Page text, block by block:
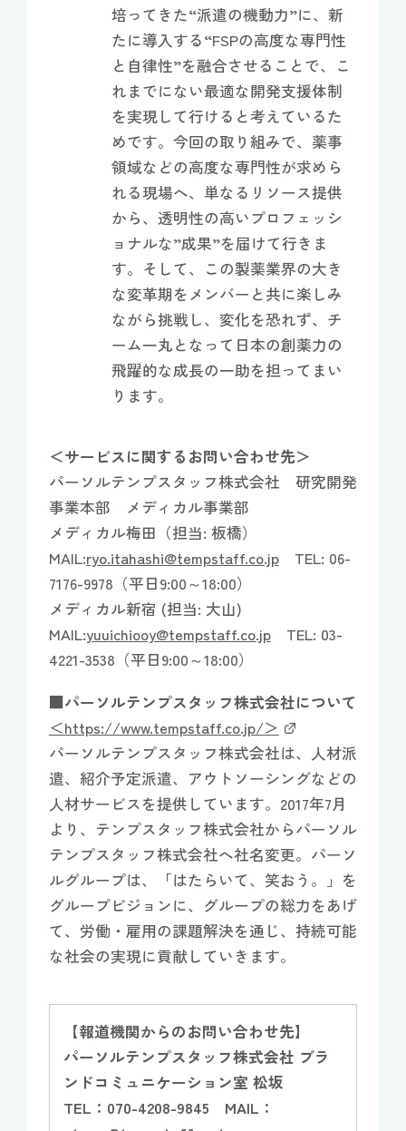
培ってきた“派遣の機動力”に、新
たに導入する“FSPの高度な専門性
と自律性”を融合させることで、こ
れまでにない最適な開発支援体制
を実現して行けると考えているた
めです。今回の取り組みで、薬事
領域などの高度な専門性が求めら
れる現場へ、単なるリソース提供
から、透明性の高いプロフェッシ
ョナルな”成果”を届けて行きま
す。そして、この製薬業界の大き
な変革期をメンバーと共に楽しみ
ながら挑戦し、変化を恐れず、チ
ーム一丸となって日本の創薬力の
飛躍的な成長の一助を担ってまい
ります。
＜サービスに関するお問い合わせ先＞
パーソルテンプスタッフ株式会社 研究開発
事業本部 メディカル事業部
メディカル梅田（担当: 板橋）
MAIL:ryo.itahashi@tempstaff.co.jpTEL: 06-
7176-9978（平日9:00～18:00）
メディカル新宿 (担当: 大山)
MAIL:yuuichiooy@tempstaff.co.jpTEL: 03-
4221-3538（平日9:00～18:00）
■パーソルテンプスタッフ株式会社について
＜https://www.tempstaff.co.jp/＞
パーソルテンプスタッフ株式会社は、人材派
遣、紹介予定派遣、アウトソーシングなどの
人材サービスを提供しています。2017年7月
より、テンプスタッフ株式会社からパーソル
テンプスタッフ株式会社へ社名変更。パーソ
ルグループは、「はたらいて、笑おう。」を
グループビジョンに、グループの総力をあげ
て、労働・雇用の課題解決を通じ、持続可能
な社会の実現に貢献していきます。
【報道機関からのお問い合わせ先】
パーソルテンプスタッフ株式会社 ブラ
ンドコミュニケーション室 松坂
TEL：070-4208-9845 MAIL：